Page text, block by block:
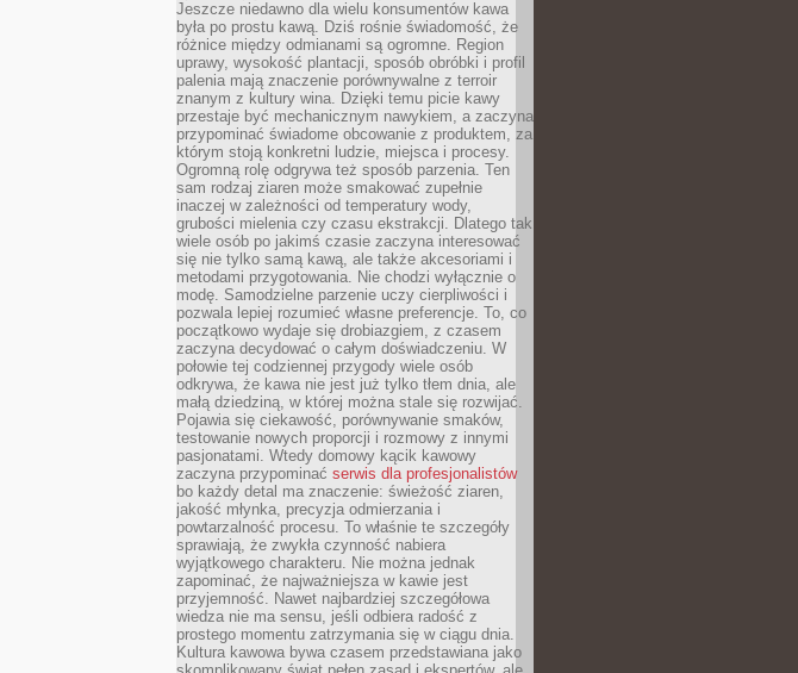
Jeszcze niedawno dla wielu konsumentów kawa
była po prostu kawą. Dziś rośnie świadomość, że
różnice między odmianami są ogromne. Region
uprawy, wysokość plantacji, sposób obróbki i profil
palenia mają znaczenie porównywalne z terroir
znanym z kultury wina. Dzięki temu picie kawy
przestaje być mechanicznym nawykiem, a zaczyna
przypominać świadome obcowanie z produktem, za
którym stoją konkretni ludzie, miejsca i procesy.
Ogromną rolę odgrywa też sposób parzenia. Ten
sam rodzaj ziaren może smakować zupełnie
inaczej w zależności od temperatury wody,
grubości mielenia czy czasu ekstrakcji. Dlatego tak
wiele osób po jakimś czasie zaczyna interesować
się nie tylko samą kawą, ale także akcesoriami i
metodami przygotowania. Nie chodzi wyłącznie o
modę. Samodzielne parzenie uczy cierpliwości i
pozwala lepiej rozumieć własne preferencje. To, co
początkowo wydaje się drobiazgiem, z czasem
zaczyna decydować o całym doświadczeniu. W
połowie tej codziennej przygody wiele osób
odkrywa, że kawa nie jest już tylko tłem dnia, ale
małą dziedziną, w której można stale się rozwijać.
Pojawia się ciekawość, porównywanie smaków,
testowanie nowych proporcji i rozmowy z innymi
pasjonatami. Wtedy domowy kącik kawowy
zaczyna przypominać serwis dla profesjonalistów
bo każdy detal ma znaczenie: świeżość ziaren,
jakość młynka, precyzja odmierzania i
powtarzalność procesu. To właśnie te szczegóły
sprawiają, że zwykła czynność nabiera
wyjątkowego charakteru. Nie można jednak
zapominać, że najważniejsza w kawie jest
przyjemność. Nawet najbardziej szczegółowa
wiedza nie ma sensu, jeśli odbiera radość z
prostego momentu zatrzymania się w ciągu dnia.
Kultura kawowa bywa czasem przedstawiana jako